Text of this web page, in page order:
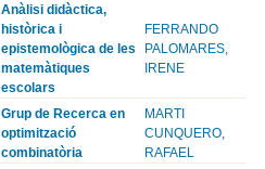
Anàlisi didàctica,
històrica i
epistemològica de les
matemàtiques
escolars
FERRANDO
PALOMARES,
IRENE
Grup de Recerca en
optimització
combinatòria
MARTI
CUNQUERO,
RAFAEL